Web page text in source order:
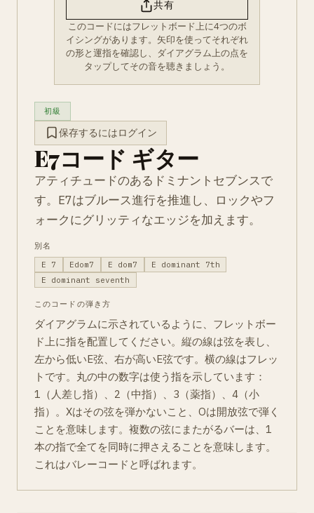
共有
このコードにはフレットボード上に4つのボ
イシングがあります。矢印を使ってそれぞれ
の形と運指を確認し、ダイアグラム上の点を
タップしてその音を聴きましょう。
初級
保存するにはログイン
E7コード ギター
アティチュードのあるドミナントセブンスで
す。E7はブルース進行を推進し、ロックやフ
ォークにグリッティなエッジを加えます。
別名
E 7
Edom7 E dom7
E dominant 7th
E dominant seventh
このコードの弾き方
ダイアグラムに示されているように、フレットボー
ド上に指を配置してください。縦の線は弦を表し、
左から低いE弦、右が高いE弦です。横の線はフレッ
トです。丸の中の数字は使う指を示しています：
1（人差し指）、2（中指）、3（薬指）、4（小
指）。Xはその弦を弾かないこと、Oは開放弦で弾く
ことを意味します。複数の弦にまたがるバーは、1
本の指で全てを同時に押さえることを意味します。
これはバレーコードと呼ばれます。